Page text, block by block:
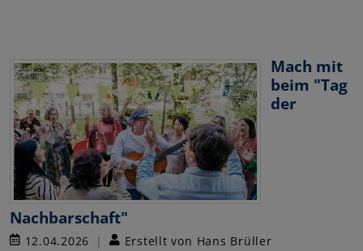
Mach mit
beim "Tag
der
Nachbarschaft"
12.04.2026 Erstellt von Hans Brüller